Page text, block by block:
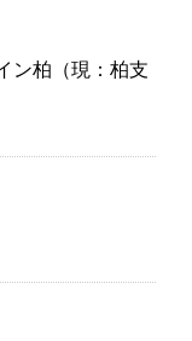
ン柏（現：柏支